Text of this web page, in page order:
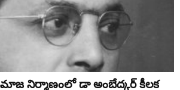
నిర్మాణంలో డా అంబేద్క‌ర్‌ కీలక